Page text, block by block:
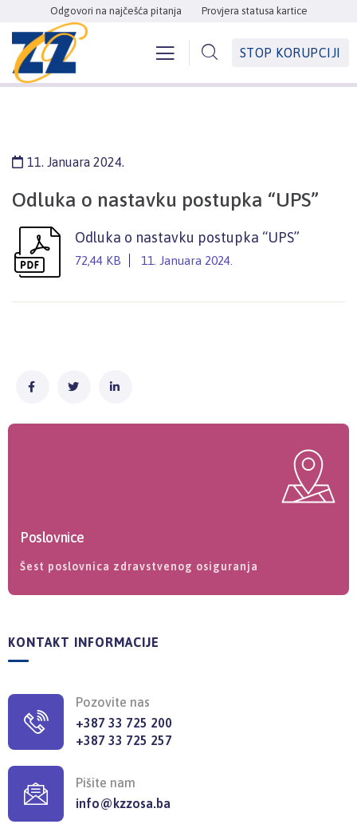
Odgovori na najčešća pitanja Provjera statusa kartice
STOP KORUPCIJI
11. Januara 2024.
Odluka o nastavku postupka “UPS”
Odluka o nastavku postupka “UPS”
72,44 KB 11. Januara 2024.
Poslovnice
Šest poslovnica zdravstvenog osiguranja
KONTAKT INFORMACIJE
Pozovite nas
+387 33 725 200
+387 33 725 257
Pišite nam
info@kzzosa.ba